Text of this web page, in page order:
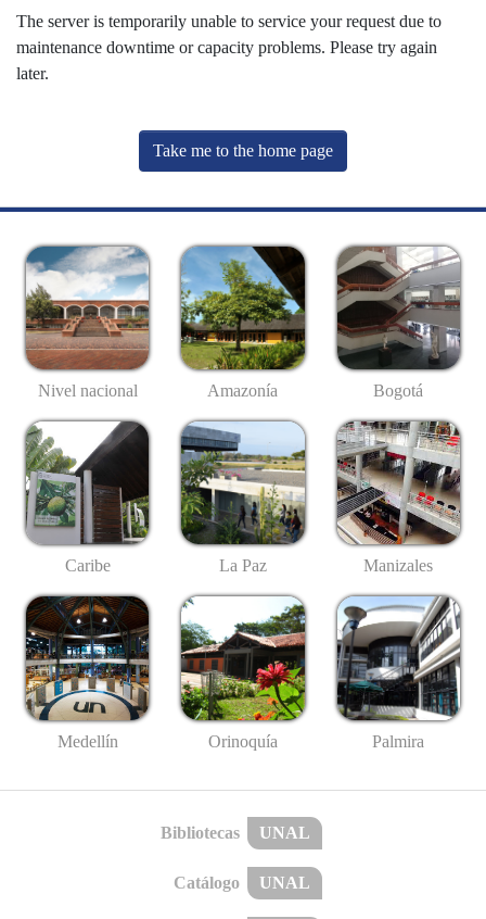
The server is temporarily unable to service your request due to
maintenance downtime or capacity problems. Please try again
later.
Take me to the home page
Nivel nacional Amazonía Bogotá
Caribe La Paz Manizales
Medellín Orinoquía Palmira
Bibliotecas UNAL
Catálogo UNAL